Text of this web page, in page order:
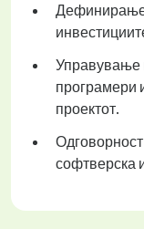
Дефинирање
Управување
програмери
проектот.
софтверска